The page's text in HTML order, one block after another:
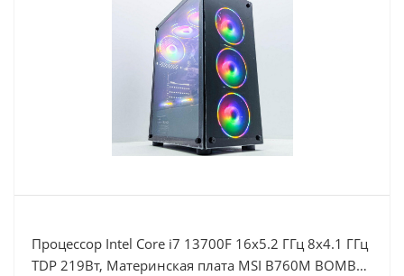
Процессор Intel Core i7 13700F 16x5.2 ГГц 8x4.1 ГГц
TDP 219Вт, Материнская плата MSI B760M BOMBER